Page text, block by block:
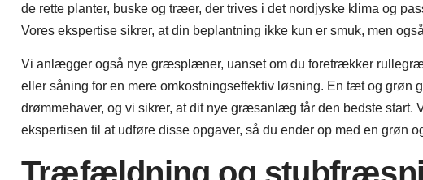
de rette planter, buske og træer, der trives i det nordjyske klima og
Vores ekspertise sikrer, at din beplantning ikke kun er smuk, men
Vi anlægger også nye græsplæner, uanset om du foretrækker
eller såning for en mere omkostningseffektiv løsning. En tæt og grøn
drømmehaver, og vi sikrer, at dit nye græsanlæg får den bedste start.
ekspertisen til at udføre disse opgaver, så du ender op med en grøn
Træfældning og